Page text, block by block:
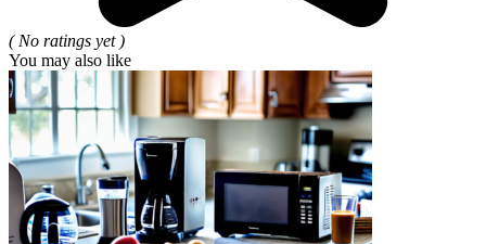
( No ratings yet )
You may also like